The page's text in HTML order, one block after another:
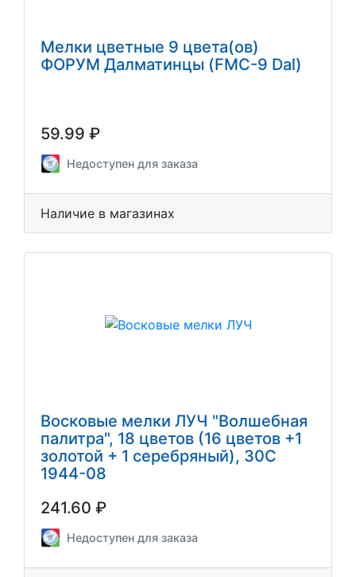
Мелки цветные 9 цвета(ов)
ФОРУМ Далматинцы (FMC-9 Dal)
59.99 ₽
Недоступен для заказа
Наличие в магазинах
Восковые мелки ЛУЧ "Волшебная
палитра", 18 цветов (16 цветов +1
золотой + 1 серебряный), 30С
1944-08
241.60 ₽
Недоступен для заказа